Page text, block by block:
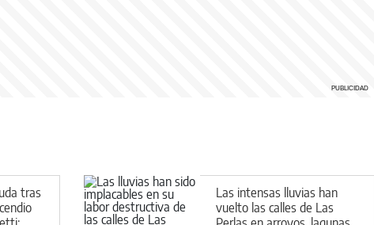
tras
Las intensas lluvias han
vuelto las calles de Las